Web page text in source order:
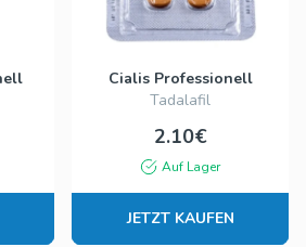
Cialis Professionell
Tadalafil
2.10€
Auf Lager
JETZT KAUFEN